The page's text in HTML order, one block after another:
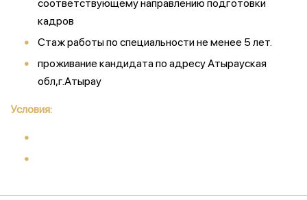
соответствующему направлению подготовки
кадров
Стаж работы по специальности не менее 5 лет.
проживание кандидата по адресу Атырауская
обл,г.Атырау
Условия: